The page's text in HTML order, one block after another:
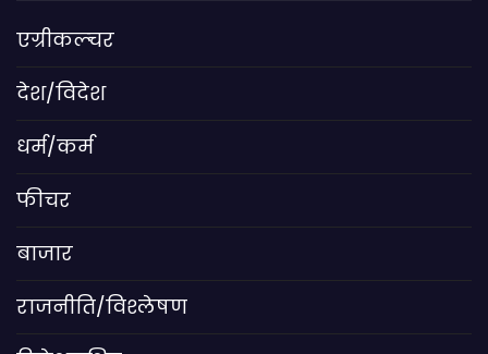
एग्रीकल्चर
देश/विदेश
धर्म/कर्म
फीचर
बाजार
राजनीति/विश्लेषण